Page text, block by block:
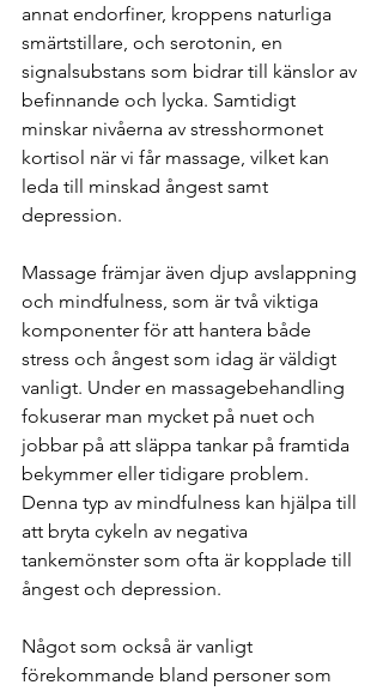
annat endorfiner, kroppens naturliga
smärtstillare, och serotonin, en
signalsubstans som bidrar till känslor av
befinnande och lycka. Samtidigt
minskar nivåerna av stresshormonet
kortisol när vi får massage, vilket kan
leda till minskad ångest samt
depression.
Massage främjar även djup avslappning
och mindfulness, som är två viktiga
komponenter för att hantera både
stress och ångest som idag är väldigt
vanligt. Under en massagebehandling
fokuserar man mycket på nuet och
jobbar på att släppa tankar på framtida
bekymmer eller tidigare problem.
Denna typ av mindfulness kan hjälpa till
att bryta cykeln av negativa
tankemönster som ofta är kopplade till
ångest och depression.
Något som också är vanligt
förekommande bland personer som